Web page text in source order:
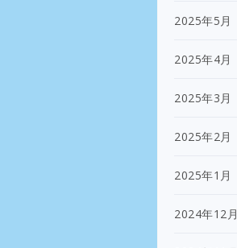
2025年5月
2025年4月
2025年3月
2025年2月
2025年1月
2024年12月